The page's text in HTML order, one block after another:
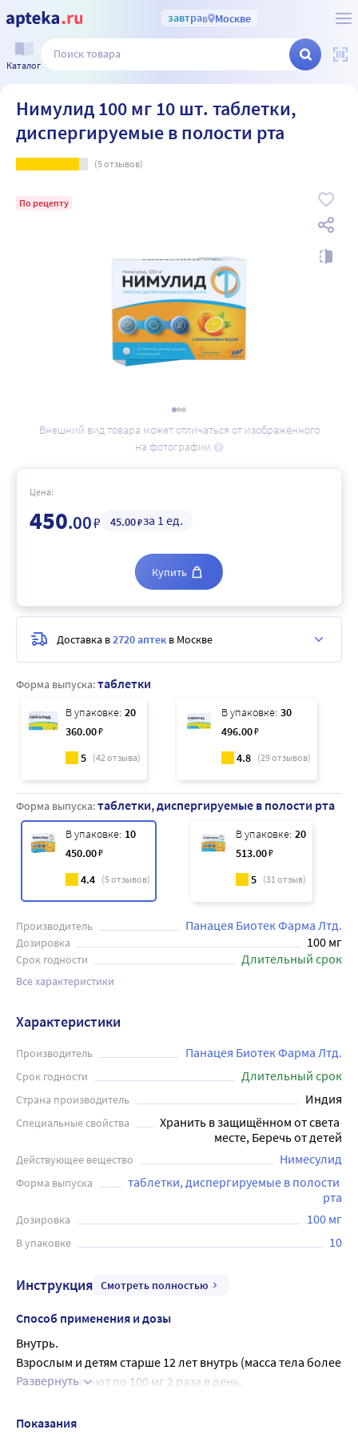
завтрав Москве
Каталог
Нимулид 100 мг 10 шт. таблетки,
диспергируемые в полости рта
(5отзывов)
По рецепту
Внешний вид товара может отличаться от изображённого
на фотографии
Форма выпуска:таблетки
В упаковке: 20
360.00₽
5 (42отзыва)
В упаковке: 30
496.00₽
4.8 (29отзывов)
Форма выпуска:таблетки, диспергируемые в полости рта
В упаковке: 10
450.00₽
4.4 (5отзывов)
В упаковке: 20
513.00₽
5 (31отзыв)
Производитель Панацея Биотек Фарма Лтд.
Дозировка 100 мг
Срок годности Длительный срок
Все характеристики
Цена:
450.00₽ 45.00₽за 1 ед.
Купить
Доставка в2720 аптек в Москве
Характеристики
Производитель Панацея Биотек Фарма Лтд.
Срок годности Длительный срок
Страна производитель Индия
Специальные свойства
Хранить в защищённом от света
месте, Беречь от детей
Действующее вещество Нимесулид
Форма выпуска
таблетки, диспергируемые в полости
рта
Дозировка 100 мг
В упаковке 10
Инструкция Смотреть полностью
Способ применения и дозы
Внутрь.
Взрослым и детям старше 12 лет внутрь (масса тела более
40 кг) назначают по 100 мг 2 раза в день.
язык и держать во рту до полного растворения, затем
Развернуть
Показания